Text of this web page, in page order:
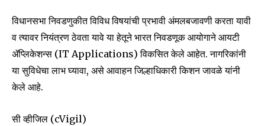
विधानसभा निवडणुकीत विविध विषयांची प्रभावी अंमलबजावणी करता यावी
व त्यावर नियंत्रण ठेवता यावे या हेतूने भारत निवडणूक आयोगाने आयटी
ॲप्लिकेशन्स (IT Applications) विकसित केले आहेत. नागरिकांनी
या सुविधेचा लाभ घ्यावा, असे आवाहन जिल्हाधिकारी किशन जावळे यांनी
केले आहे.
सी व्हीजिल (cVigil)